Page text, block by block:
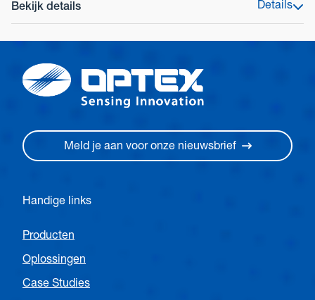
Bekijk details Details
Kleur opties
Zilver, zwart
1e tot 3e rij -6° tot +6°, 4e en 5e rij +26° tot +44°
Actieve infraroodreflectie
IP-classificatie
Meld je aan voor onze nieuwsbrief
Handige links
Producten
Oplossingen
Case Studies